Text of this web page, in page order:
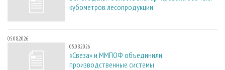
кубометров лесопродукции
05.08.2026
05.08.2026
«Свеза» и ММПОФ объединили
производственные системы